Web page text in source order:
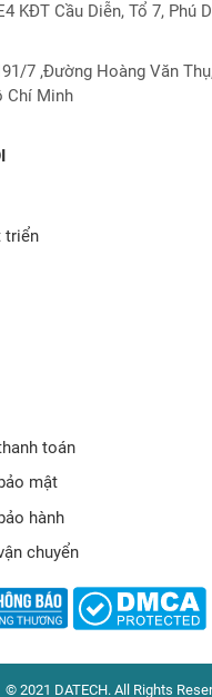
KĐT Cầu Diễn, Tổ 7, Phú
7 ,Đường Hoàng Văn
Chí Minh
triển
toán
mật
hành
chuyển
© 2021 DATECH. All Rights